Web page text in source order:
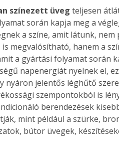
az
A
színezett üveg teljesen
során kapja meg a
a színe, amit látunk,
megvalósítható, hanem a
a gyártási folyamat során
napenergiát nyelnek el,
nyáron jelentős léghűtő
szempontokból is
berendezések
mint például a szürke,
bútor üvegek,